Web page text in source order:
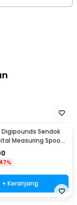
Sendok
Measuring Spoon
HM10
47%
+ Keranjang